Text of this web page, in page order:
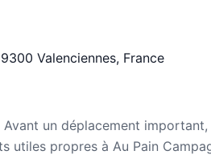
Valenciennes, France
un déplacement important,
utiles propres à Au Pain